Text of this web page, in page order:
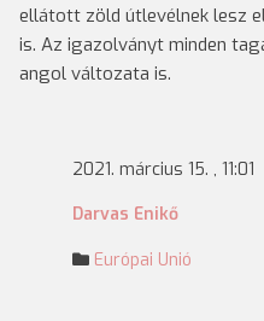
ellátott zöld útlevélnek lesz
is. Az igazolványt minden
angol változata is.
2021. március 15. , 11:01
Darvas Enikő
Európai Unió